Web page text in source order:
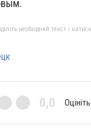
необхідний текст і
0,0